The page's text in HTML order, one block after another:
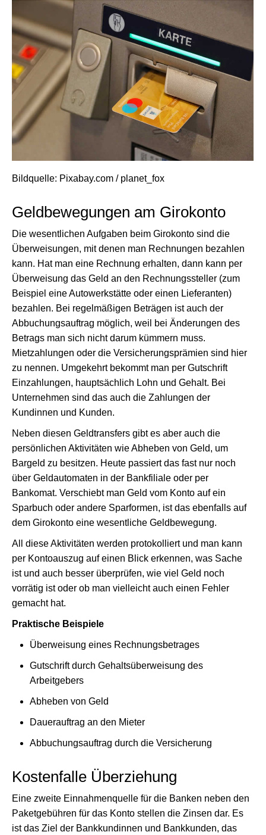
Bildquelle: Pixabay.com / planet_fox
Geldbewegungen am Girokonto
Die wesentlichen Aufgaben beim Girokonto sind die
Überweisungen, mit denen man Rechnungen bezahlen
kann. Hat man eine Rechnung erhalten, dann kann per
Überweisung das Geld an den Rechnungssteller (zum
Beispiel eine Autowerkstätte oder einen Lieferanten)
bezahlen. Bei regelmäßigen Beträgen ist auch der
Abbuchungsauftrag möglich, weil bei Änderungen des
Betrags man sich nicht darum kümmern muss.
Mietzahlungen oder die Versicherungsprämien sind hier
zu nennen. Umgekehrt bekommt man per Gutschrift
Einzahlungen, hauptsächlich Lohn und Gehalt. Bei
Unternehmen sind das auch die Zahlungen der
Kundinnen und Kunden.
Neben diesen Geldtransfers gibt es aber auch die
persönlichen Aktivitäten wie Abheben von Geld, um
Bargeld zu besitzen. Heute passiert das fast nur noch
über Geldautomaten in der Bankfiliale oder per
Bankomat. Verschiebt man Geld vom Konto auf ein
Sparbuch oder andere Sparformen, ist das ebenfalls auf
dem Girokonto eine wesentliche Geldbewegung.
All diese Aktivitäten werden protokolliert und man kann
per Kontoauszug auf einen Blick erkennen, was Sache
ist und auch besser überprüfen, wie viel Geld noch
vorrätig ist oder ob man vielleicht auch einen Fehler
gemacht hat.
Praktische Beispiele
Überweisung eines Rechnungsbetrages
Gutschrift durch Gehaltsüberweisung des
Arbeitgebers
Abheben von Geld
Dauerauftrag an den Mieter
Abbuchungsauftrag durch die Versicherung
Kostenfalle Überziehung
Eine zweite Einnahmenquelle für die Banken neben den
Paketgebühren für das Konto stellen die Zinsen dar. Es
ist das Ziel der Bankkundinnen und Bankkunden, das